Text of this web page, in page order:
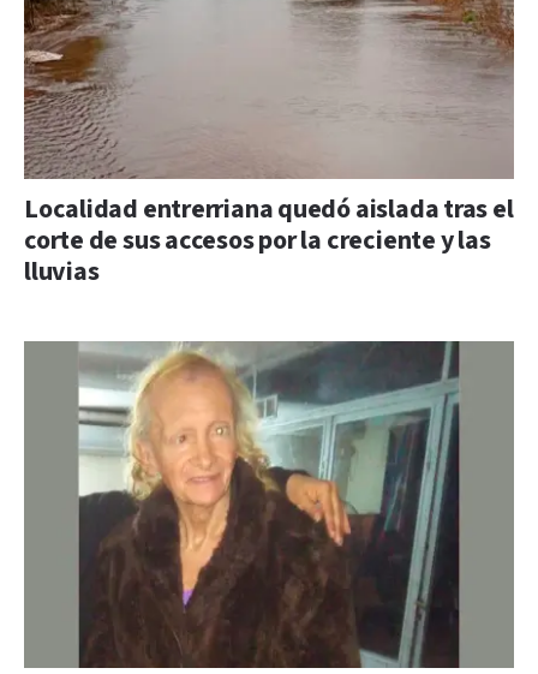
Localidad entrerriana quedó aislada tras el
corte de sus accesos por la creciente y las
lluvias